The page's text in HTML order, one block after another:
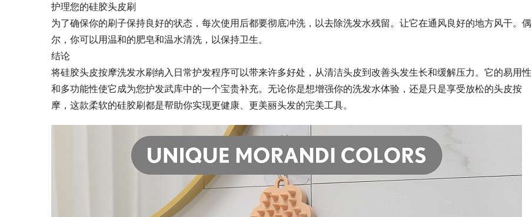
护理您的硅胶头皮刷
为了确保你的刷子保持良好的状态，每次使用后都要彻底冲洗，以去除洗发水残留。让它在通风良好的地方风干。偶
尔，你可以用温和的肥皂和温水清洗，以保持卫生。
结论
将硅胶头皮按摩洗发水刷纳入日常护发程序可以带来许多好处，从清洁头皮到改善头发生长和缓解压力。它的易用性
和多功能性使它成为您护发武库中的一个宝贵补充。无论你是想增强你的洗发水体验，还是只是享受放松的头皮按
摩，这款柔软的硅胶刷都是帮助你实现更健康、更美丽头发的完美工具。